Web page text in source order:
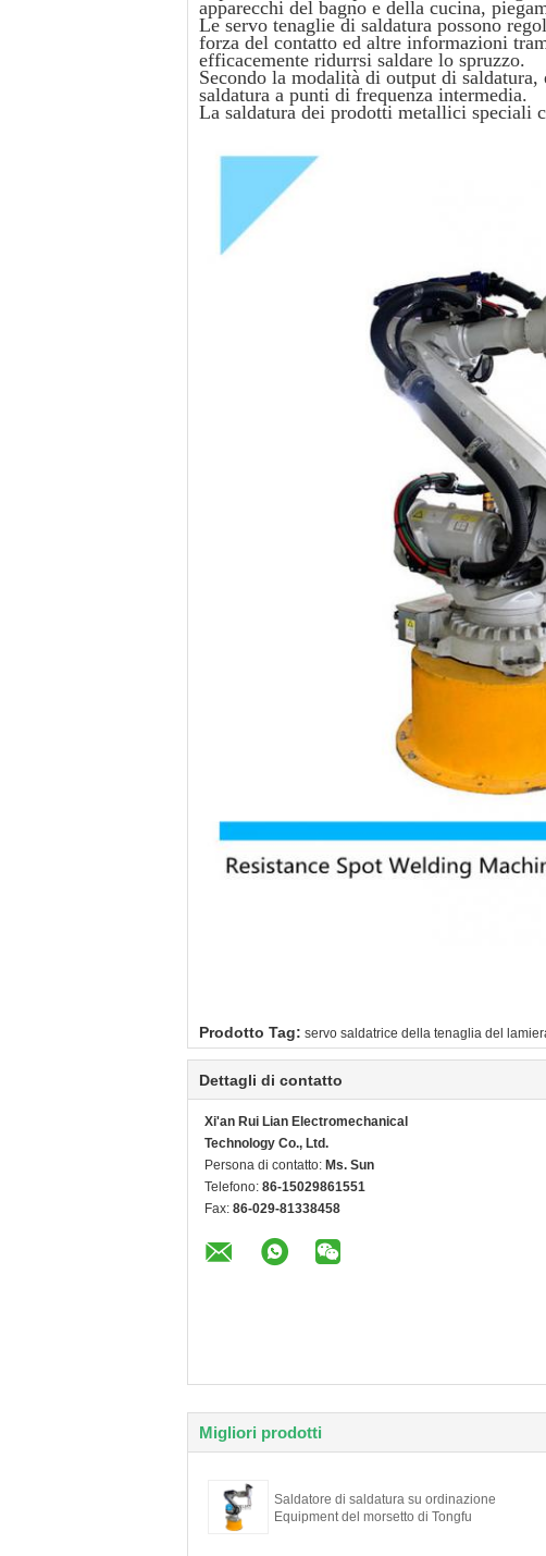
apparecchi del bagno e della cucina,
Le servo tenaglie di saldatura possono
forza del contatto ed altre informazioni
efficacemente ridurrsi saldare lo spruzzo.
Secondo la modalità di output di
saldatura a punti di frequenza intermedia.
La saldatura dei prodotti metallici speciali
Prodotto Tag: servo saldatrice della tenaglia del
Dettagli di contatto
Xi'an Rui Lian Electromechanical
Technology Co., Ltd.
Persona di contatto: Ms. Sun
Telefono: 86-15029861551
Fax: 86-029-81338458
Migliori prodotti
Saldatore di saldatura su ordinazione
Equipment del morsetto di Tongfu